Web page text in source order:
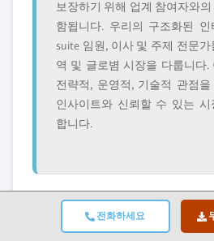
전화하세요
보장하기 위해 업계 참여자와
함됩니다. 우리의 구조화된
suite 임원, 이사 및 주제 전문
역 및 글로볌 시장을 다룹니다.
전략적, 운영적, 기술적 관점
인사이트와 신뢰할 수 있는 시
합니다.
3. 데이터 마이닝 및 시장